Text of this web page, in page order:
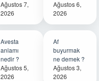
Ağustos 7,
2026
Ağustos 6,
2026
Avesta
anlamı
nedir ?
Ağustos 5,
2026
Af
buyurmak
ne demek ?
Ağustos 3,
2026